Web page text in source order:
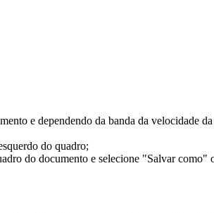
e dependendo da banda da velocidade
do quadro;
do documento e selecione "Salvar